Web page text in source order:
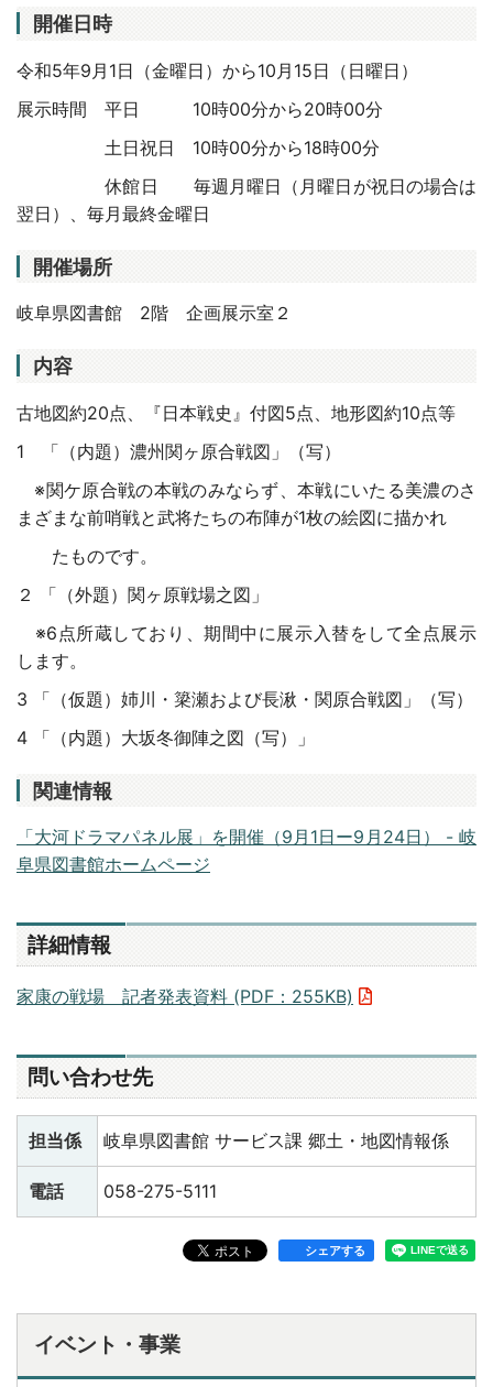
開催日時
令和5年9月1日（金曜日）から10月15日（日曜日）
展示時間 平日 10時00分から20時00分
土日祝日 10時00分から18時00分
休館日 毎週月曜日（月曜日が祝日の場合は
翌日）、毎月最終金曜日
開催場所
岐阜県図書館 2階 企画展示室２
内容
古地図約20点、『日本戦史』付図5点、地形図約10点等
1 「（内題）濃州関ヶ原合戦図」（写）
※関ケ原合戦の本戦のみならず、本戦にいたる美濃のさ
まざまな前哨戦と武将たちの布陣が1枚の絵図に描かれ
たものです。
２ 「（外題）関ヶ原戦場之図」
※6点所蔵しており、期間中に展示入替をして全点展示
します。
3 「（仮題）姉川・簗瀬および長湫・関原合戦図」（写）
4 「（内題）大坂冬御陣之図（写）」
関連情報
「大河ドラマパネル展」を開催（9月1日ー9月24日） - 岐
阜県図書館ホームページ
詳細情報
家康の戦場 記者発表資料 (PDF：255KB)
問い合わせ先
担当係 岐阜県図書館 サービス課 郷土・地図情報係
電話 058-275-5111
シェアする
イベント・事業